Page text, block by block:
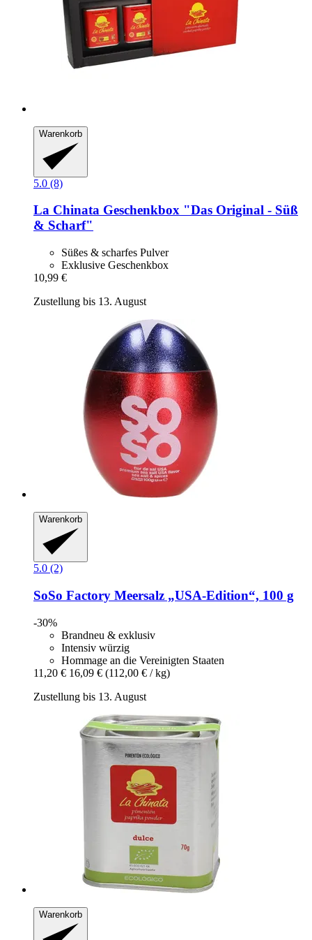
Warenkorb
5.0 (8)
La Chinata Geschenkbox "Das Original -​ Süß
& Scharf"
Süßes & scharfes Pulver
Exklusive Geschenkbox
10,99 €
Zustellung bis 13. August
Warenkorb
5.0 (2)
SoSo Factory Meersalz „USA-​Edition“, 100 g
-30%
Brandneu & exklusiv
Intensiv würzig
Hommage an die Vereinigten Staaten
11,20 € 16,09 € (112,00 € / kg)
Zustellung bis 13. August
Warenkorb